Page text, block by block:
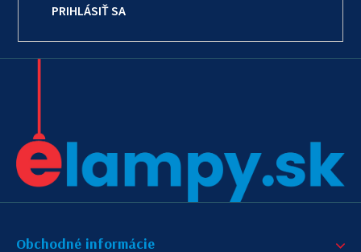
PRIHLÁSIŤ SA
Obchodné informácie